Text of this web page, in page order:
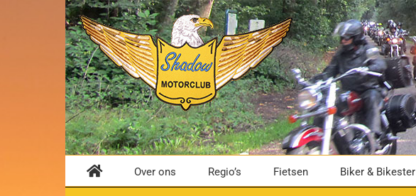
Over ons Regio’s Fietsen Biker & Bikester